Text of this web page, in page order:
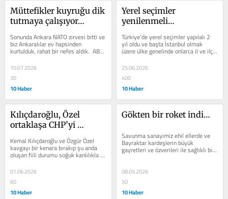
Müttefikler kuyruğu dik
tutmaya çalışıyor…
Sonunda Ankara NATO zirvesi bitti ve
biz Ankaralılar ev hapsinden
kurtulduk, rahat bir nefes aldık.  ABD
Başkanı Donald Trump’ın egosu...
10.07.2026
30
10 Haber
Yerel seçimler
yenilenmeli…
Türkiye’de yerel seçimler yapılalı 2
yıl oldu ve başta İstanbul olmak
üzere ülke genelinde onlarca il ve ilçe
seçilen belediye...
25.06.2026
400
10 Haber
Kılıçdaroğlu, Özel
ortaklaşa CHP’yi
Kemal Kılıçdaroğlu ve Özgür Özel
kavgayı bir kenara bırakıp şu anda
oluşan fiili durumu soğuk kanlılıkla
aşabilirler ve Cumhuriyet...
01.06.2026
60
10 Haber
Gökten bir roket indi…
Savunma sanayimiz ehil ellerde ve
Bayraktar kardeşlerin büyük
gayretleri ve özverileri ile sağlıklı bir
şekilde büyümeye ve ülkemizin...
08.05.2026
50
10 Haber